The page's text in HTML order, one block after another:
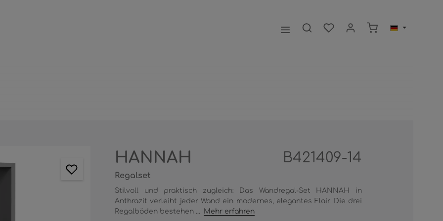
HANNAH B421409-14
Regalset
Stilvoll und praktisch zugleich: Das Wandregal-Set HANNAH in
Anthrazit verleiht jeder Wand ein modernes, elegantes Flair. Die drei
Regalböden bestehen ...
Mehr erfahren